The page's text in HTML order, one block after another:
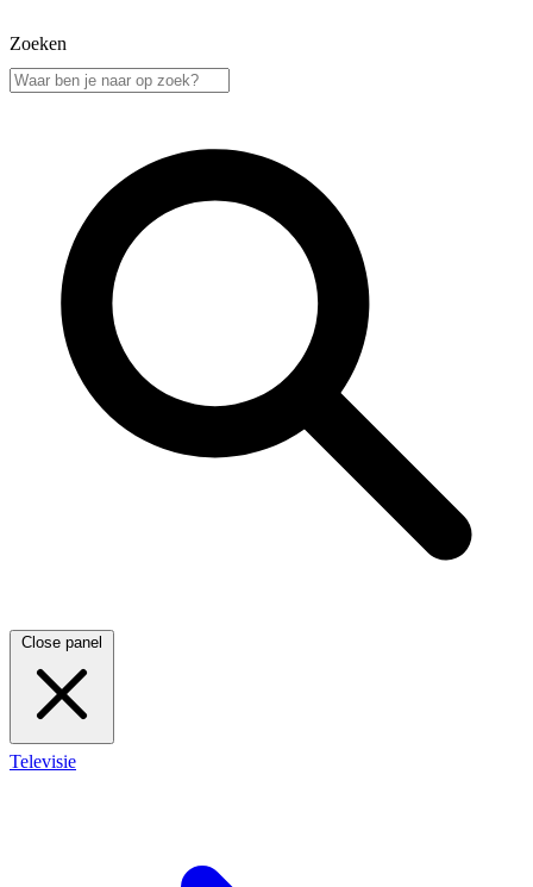
Zoeken
Close panel
Televisie